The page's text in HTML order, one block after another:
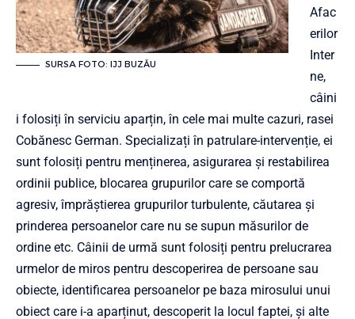
SURSA FOTO: IJJ BUZĂU
Afac
erilor
Inter
ne,
câini
i folosiți în serviciu aparțin, în cele mai multe cazuri, rasei
Cobănesc German. Specializați în patrulare-intervenție, ei
sunt folosiți pentru menținerea, asigurarea și restabilirea
ordinii publice, blocarea grupurilor care se comportă
agresiv, împrăștierea grupurilor turbulente, căutarea și
prinderea persoanelor care nu se supun măsurilor de
ordine etc. Câinii de urmă sunt folosiți pentru prelucrarea
urmelor de miros pentru descoperirea de persoane sau
obiecte, identificarea persoanelor pe baza mirosului unui
obiect care i-a aparținut, descoperit la locul faptei, și alte